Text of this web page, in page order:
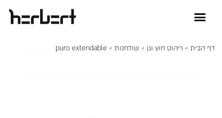
דף הבית > ריהוט חוץ וגן > שולחנות > puro extendable